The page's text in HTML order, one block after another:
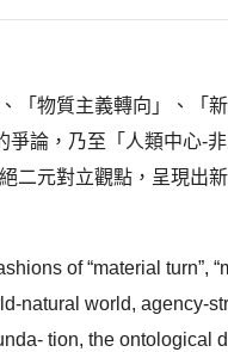
「物質主義轉向」、「
爭論，乃至「人類中心
二元對立觀點，呈現出
of “material turn”,
natural world, agency-
tion, the ontological